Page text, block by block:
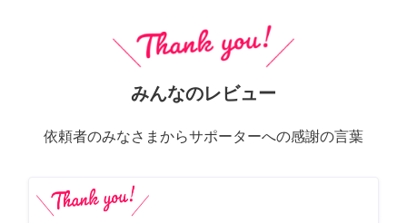
みんなのレビュー
依頼者のみなさまからサポーターへの感謝の言葉